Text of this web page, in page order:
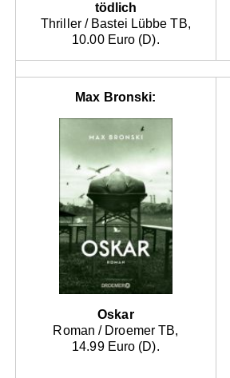
tödlich
Thriller / Bastei Lübbe TB,
10.00 Euro (D).
Max Bronski:
Oskar
Roman / Droemer TB,
14.99 Euro (D).